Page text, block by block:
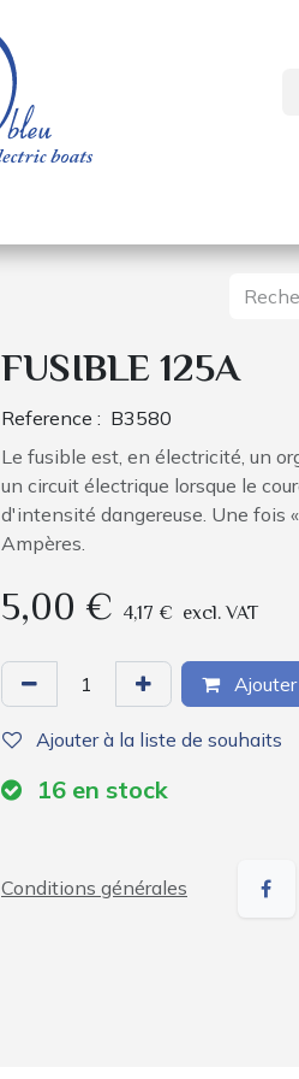
FUSIBLE 125A
Reference : B3580
Le fusible est, en électricité, un
un circuit électrique lorsque le
d'intensité dangereuse. Une fois
Ampères.
5,00 € 4,17 € excl. VAT
Ajouter à la liste de souhaits
16 en stock
Conditions générales